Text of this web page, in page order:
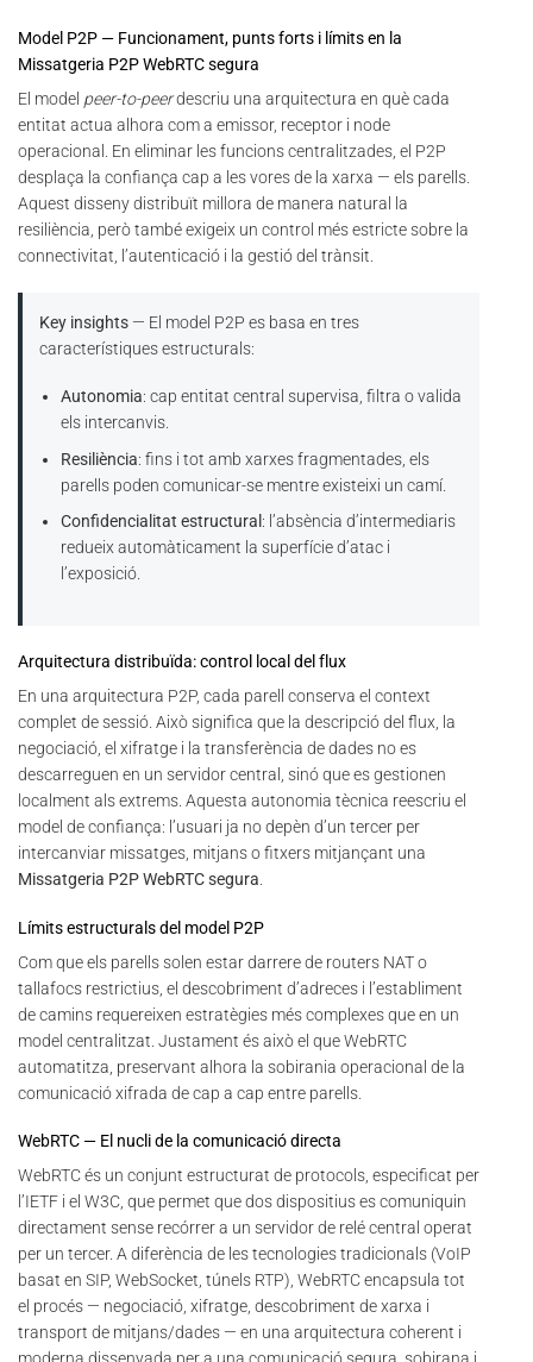
Model P2P — Funcionament, punts forts i límits en la
Missatgeria P2P WebRTC segura
El model peer-to-peerdescriu una arquitectura en què cada
entitat actua alhora com a emissor, receptor i node
operacional. En eliminar les funcions centralitzades, el P2P
desplaça la confiança cap a les vores de la xarxa — els parells.
Aquest disseny distribuït millora de manera natural la
resiliència, però també exigeix un control més estricte sobre la
connectivitat, l’autenticació i la gestió del trànsit.
Key insights — El model P2P es basa en tres
característiques estructurals:
Autonomia: cap entitat central supervisa, filtra o valida
els intercanvis.
Resiliència: fins i tot amb xarxes fragmentades, els
parells poden comunicar-se mentre existeixi un camí.
Confidencialitat estructural : l’absència d’intermediaris
redueix automàticament la superfície d’atac i
l’exposició.
Arquitectura distribuïda: control local del flux
En una arquitectura P2P, cada parell conserva el context
complet de sessió. Això significa que la descripció del flux, la
negociació, el xifratge i la transferència de dades no es
descarreguen en un servidor central, sinó que es gestionen
localment als extrems. Aquesta autonomia tècnica reescriu el
model de confiança: l’usuari ja no depèn d’un tercer per
intercanviar missatges, mitjans o fitxers mitjançant una
Missatgeria P2P WebRTC segura.
Límits estructurals del model P2P
Com que els parells solen estar darrere de routers NAT o
tallafocs restrictius, el descobriment d’adreces i l’establiment
de camins requereixen estratègies més complexes que en un
model centralitzat. Justament és això el que WebRTC
automatitza, preservant alhora la sobirania operacional de la
comunicació xifrada de cap a cap entre parells.
WebRTC — El nucli de la comunicació directa
WebRTC és un conjunt estructurat de protocols, especificat per
l’IETF i el W3C, que permet que dos dispositius es comuniquin
directament sense recórrer a un servidor de relé central operat
per un tercer. A diferència de les tecnologies tradicionals (VoIP
basat en SIP, WebSocket, túnels RTP), WebRTC encapsula tot
el procés — negociació, xifratge, descobriment de xarxa i
transport de mitjans/dades — en una arquitectura coherent i